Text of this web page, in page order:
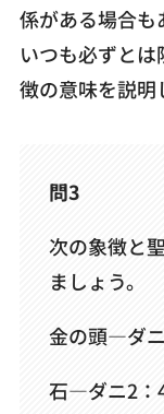
係がある場合も
いつも必ずと
徴の意味を説明
問3
次の象徴と
ましょう。
金の頭―ダ
石―ダニ2：